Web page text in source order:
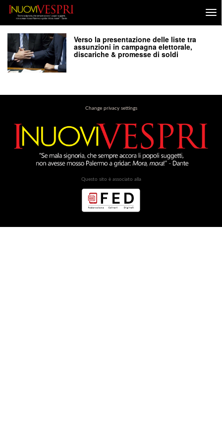
Verso la presentazione delle liste tra
assunzioni in campagna elettorale,
discariche & promesse di soldi
Change privacy settings
Questo sito è associato alla